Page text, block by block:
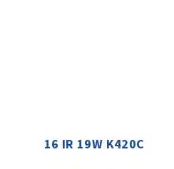
16 IR 19W K420C